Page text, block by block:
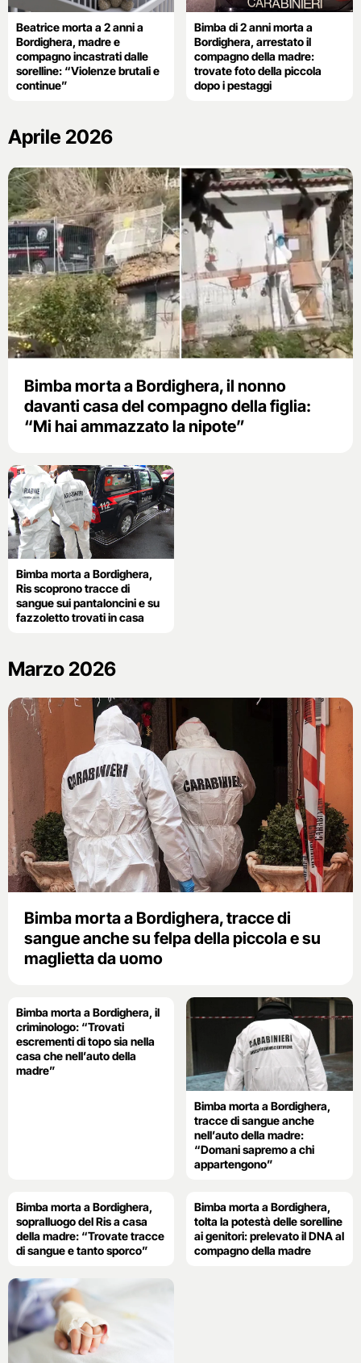
Beatrice morta a 2 anni a
Bordighera, madre e
compagno incastrati dalle
sorelline: “Violenze brutali e
continue”
Bimba di 2 anni morta a
Bordighera, arrestato il
compagno della madre:
trovate foto della piccola
dopo i pestaggi
Aprile 2026
Bimba morta a Bordighera, il nonno
davanti casa del compagno della figlia:
“Mi hai ammazzato la nipote”
Bimba morta a Bordighera,
Ris scoprono tracce di
sangue sui pantaloncini e su
fazzoletto trovati in casa
Marzo 2026
Bimba morta a Bordighera, tracce di
sangue anche su felpa della piccola e su
maglietta da uomo
Bimba morta a Bordighera, il
criminologo: “Trovati
escrementi di topo sia nella
casa che nell’auto della
madre”
Bimba morta a Bordighera,
tracce di sangue anche
nell’auto della madre:
“Domani sapremo a chi
appartengono”
Bimba morta a Bordighera,
sopralluogo del Ris a casa
della madre: “Trovate tracce
di sangue e tanto sporco”
Bimba morta a Bordighera,
tolta la potestà delle sorelline
ai genitori: prelevato il DNA al
compagno della madre